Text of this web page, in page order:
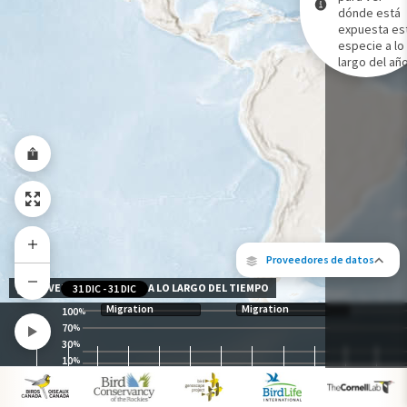
Proveedores de datos
Los siguientes socios contribuyeron
Gama de especies por estación
Gama de verano
Rango de invierno
Rango a lo largo del año
dónde está
expuesta
especie a lo
largo del
100%
70%
30%
10%
Migration Migration
31 DIC -31 DIC
NIVEL DE EXPOSICIÓN A LO LARGO DEL TIEMPO